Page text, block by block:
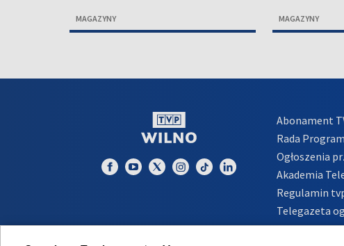
MAGAZYNY MAGAZYNY
Abonament
Rada
Ogłoszenia
Akademia
Regulamin
Telegazeta
Informacje o